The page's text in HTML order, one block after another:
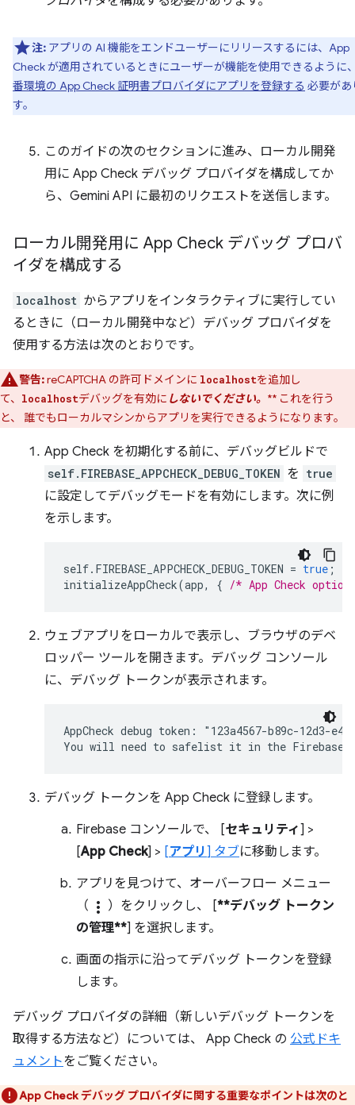
注: アプリの AI 機能をエンドユーザーにリリースするには、App
Check が適用されているときにユーザーが機能を使用できるように
番環境の App Check 証明書プロバイダにアプリを登録する 必要があ
す。
このガイドの次のセクションに進み、ローカル開発
用に App Check デバッグ プロバイダを構成してか
ら、Gemini API に最初のリクエストを送信します。
ローカル開発用に App Check デバッグ プロバ
イダを構成する
localhost からアプリをインタラクティブに実行してい
るときに（ローカル開発中など）デバッグ プロバイダを
使用する方法は次のとおりです。
警告:reCAPTCHA の許可ドメインに localhostを追加し
て、
localhostデバッグを有効に しないでください。 ** これを行う
と、 誰でもローカルマシンからアプリを実行できるようになります。
App Check を初期化する前に、デバッグビルドで
self.FIREBASE_APPCHECK_DEBUG_TOKEN を true
に設定してデバッグモードを有効にします。次に例
を示します。
self. FIREBASE_APPCHECK_DEBUG_TOKEN = true ;
initializeAppCheck(app, { /* App Check
ウェブアプリをローカルで表示し、ブラウザのデベ
ロッパー ツールを開きます。デバッグ コンソール
に、デバッグ トークンが表示されます。
AppCheck debug token: "123a4567-b89c-12d3-
デバッグ トークンを App Check に登録します。
Firebase コンソールで、 [セキュリティ ] >
[App Check] > [アプリ ] タブに移動します。
アプリを見つけて、オーバーフロー メニュー
（ more_vert ）をクリックし、 [**デバッグ トークン
の管理**] を選択します。
画面の指示に沿ってデバッグ トークンを登録
します。
デバッグ プロバイダの詳細（新しいデバッグ トークンを
取得する方法など）については、 App Check の 公式ドキ
ュメントをご覧ください。
App Check デバッグ プロバイダに関する重要なポイントは次のと